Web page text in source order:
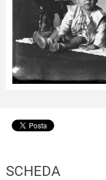
SCHEDA